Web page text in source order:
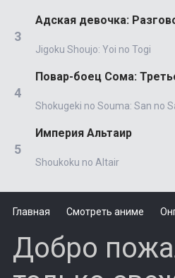
Адская девочка:
Jigoku Shoujo: Yoi no Togi
Повар-боец Сома:
Shokugeki no Souma: San no
Империя Альтаир
Shoukoku no Altair
Главная Смотреть аниме
Добро